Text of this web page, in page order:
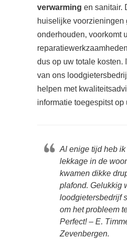
verwarming en sanitair.
huiselijke voorzieningen
onderhouden, voorkomt
dus op uw totale kosten.
van ons
helpen met
informatie toegespitst op
Al enige tijd heb
lekkage in de
kwamen dikke
plafond. Gelukkig
loodgietersbedrijf
om het probleem
Perfect! – E.
Zevenbergen.